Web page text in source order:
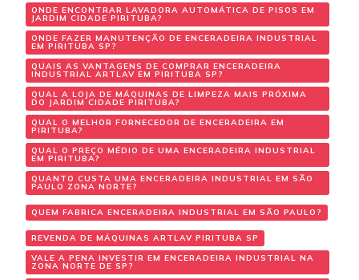
ONDE ENCONTRAR LAVADORA AUTOMÁTICA DE PISOS EM
JARDIM CIDADE PIRITUBA?
ONDE FAZER MANUTENÇÃO DE ENCERADEIRA INDUSTRIAL
EM PIRITUBA SP?
QUAIS AS VANTAGENS DE COMPRAR ENCERADEIRA
INDUSTRIAL ARTLAV EM PIRITUBA SP?
QUAL A LOJA DE MÁQUINAS DE LIMPEZA MAIS PRÓXIMA
DO JARDIM CIDADE PIRITUBA?
QUAL O MELHOR FORNECEDOR DE ENCERADEIRA EM
PIRITUBA?
QUAL O PREÇO MÉDIO DE UMA ENCERADEIRA INDUSTRIAL
EM PIRITUBA?
QUANTO CUSTA UMA ENCERADEIRA INDUSTRIAL EM SÃO
PAULO ZONA NORTE?
QUEM FABRICA ENCERADEIRA INDUSTRIAL EM SÃO PAULO?
REVENDA DE MÁQUINAS ARTLAV PIRITUBA SP
VALE A PENA INVESTIR EM ENCERADEIRA INDUSTRIAL NA
ZONA NORTE DE SP?